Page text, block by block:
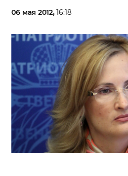
06 мая 2012, 16:18